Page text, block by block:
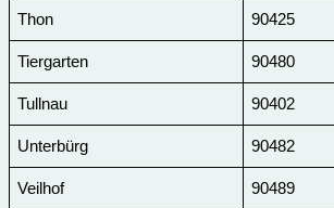
Thon 90425
Tiergarten 90480
Tullnau 90402
Unterbürg 90482
Veilhof 90489